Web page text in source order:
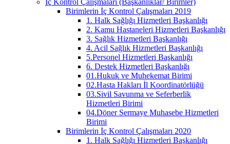
Birimlerin İç Kontrol Çalışmaları 2019
1. Halk Sağlığı Hizmetleri Başkanlığı
2. Kamu Hastaneleri Hizmetleri Başkanlığı
3. Sağlık Hizmetleri Başkanlığı
4. Acil Sağlık Hizmetleri Başkanlığı
5.Personel Hizmetleri Başkanlığı
6. Destek Hizmetleri Başkanlığı
01.Hukuk ve Muhekemat Birimi
02.Hasta Hakları İl Koordinatörlüğü
03.Sivil Savunma ve Seferberlik
Hizmetleri Birimi
04.Döner Sermaye Muhasebe Hizmetleri
Birimi
Birimlerin İç Kontrol Çalışmaları 2020
1. Halk Sağlığı Hizmetleri Başkanlığı